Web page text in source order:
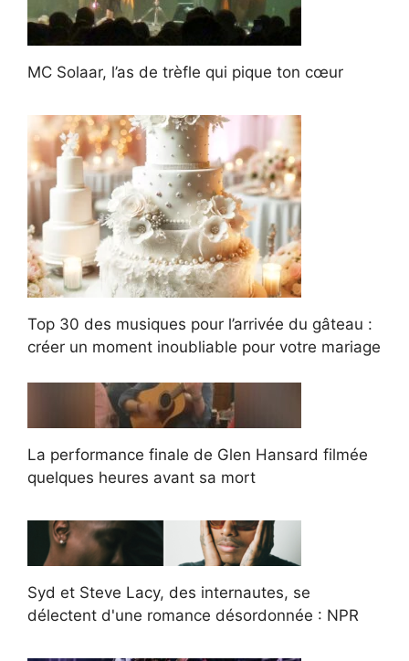
MC Solaar, l’as de trèfle qui pique ton cœur
Top 30 des musiques pour l’arrivée du gâteau :
créer un moment inoubliable pour votre mariage
La performance finale de Glen Hansard filmée
quelques heures avant sa mort
Syd et Steve Lacy, des internautes, se
délectent d'une romance désordonnée : NPR